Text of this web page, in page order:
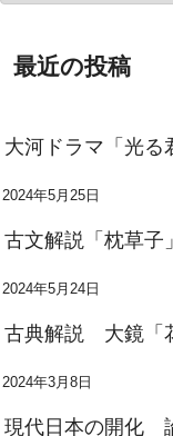
最近の投稿
大河ドラマ「光る
2024年5月25日
古文解説「枕草子
2024年5月24日
古典解説 大鏡「
2024年3月8日
現代日本の開化